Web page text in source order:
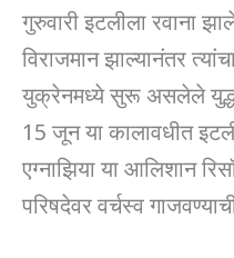
गुरुवारी इटलीला रवाना
विराजमान झाल्यानंतर
युक्रेनमध्ये सुरू असलेले
15 जून या कालावधीत
एग्नाझिया या आलिशान
परिषदेवर वर्चस्व